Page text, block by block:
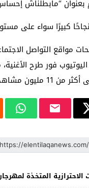
بعنوان “مابطلناش
كبيرًا سواء على
مواقع التواصل
فور طرح
مليون مشاهدة.
الاحترازية المتخذة